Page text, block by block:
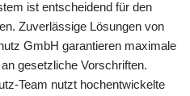
ist entscheidend für den
Zuverlässige Lösungen von
GmbH garantieren maximale
gesetzliche Vorschriften.
Team nutzt hochentwickelte